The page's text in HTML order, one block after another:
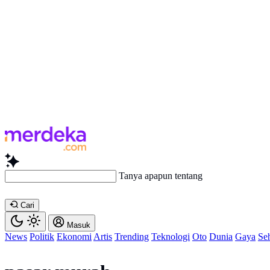
Tanya apapun tentang artikel ini
Cari
Masuk
News Politik Ekonomi Artis Trending Teknologi Oto Dunia Gaya